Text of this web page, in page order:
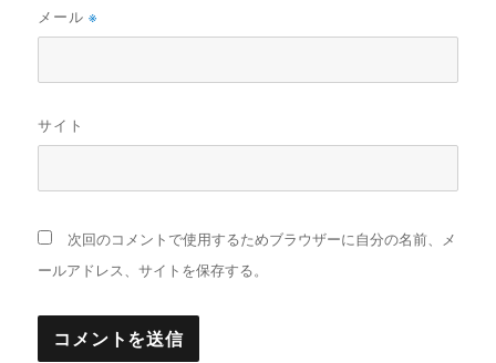
メール※
サイト
次回のコメントで使用するためブラウザーに自分の名前、メ
ールアドレス、サイトを保存する。